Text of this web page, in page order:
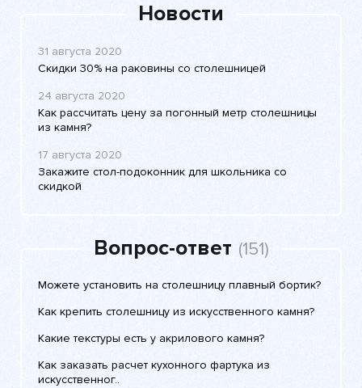
Новости
31 августа 2020
Скидки 30% на раковины со столешницей
24 августа 2020
Как рассчитать цену за погонный метр столешницы
из камня?
17 августа 2020
Закажите стол-подоконник для школьника со
скидкой
Вопрос-ответ (151)
Можете установить на столешницу плавный бортик?
Как крепить столешницу из искусственного камня?
Какие текстуры есть у акрилового камня?
Как заказать расчет кухонного фартука из
искусственног..